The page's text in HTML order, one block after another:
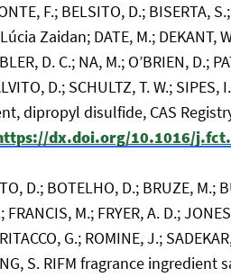
F.; BELSITO, D.; BISERTA,
Zaidan; DATE, M.; DEKANT,
D. C.; NA, M.; O’BRIEN, D.;
D.; SCHULTZ, T. W.;
dipropyl disulfide, CAS
dx.doi.org/10.1016/
D.; BOTELHO, D.; BRUZE, M.;
FRANCIS, M.; FRYER, A. D.;
G.; ROMINE, J.;
S. RIFM fragrance